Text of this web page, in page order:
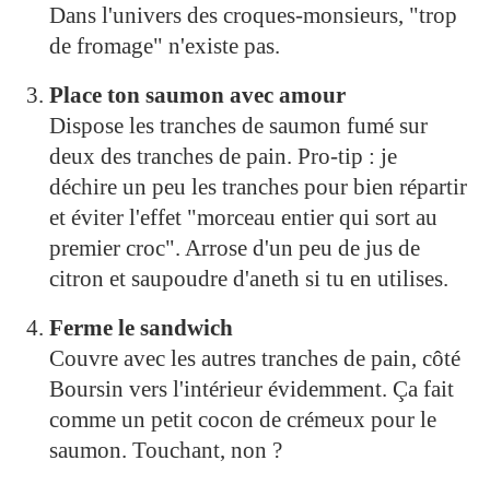
Dans l'univers des croques-monsieurs, "trop
de fromage" n'existe pas.
Place ton saumon avec amour
Dispose les tranches de saumon fumé sur
deux des tranches de pain. Pro-tip : je
déchire un peu les tranches pour bien répartir
et éviter l'effet "morceau entier qui sort au
premier croc". Arrose d'un peu de jus de
citron et saupoudre d'aneth si tu en utilises.
Ferme le sandwich
Couvre avec les autres tranches de pain, côté
Boursin vers l'intérieur évidemment. Ça fait
comme un petit cocon de crémeux pour le
saumon. Touchant, non ?